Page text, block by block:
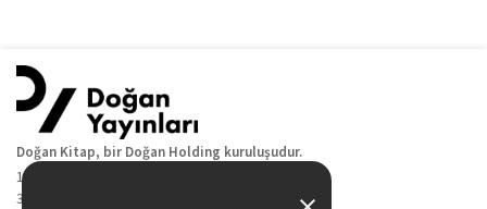
Doğan Kitap, bir Doğan Holding kuruluşudur.
19 Mayıs Cad. Golden Plaza No:1 Kat:10
34360 / Şişli / İstanbul